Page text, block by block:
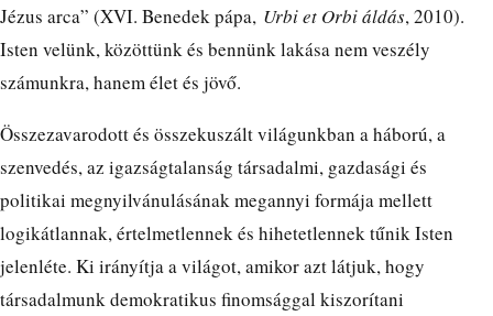
Jézus arca” (XVI. Benedek pápa, Urbi et Orbi áldás, 2010).
Isten velünk, közöttünk és bennünk lakása nem veszély
számunkra, hanem élet és jövő.
Összezavarodott és összekuszált világunkban a háború, a
szenvedés, az igazságtalanság társadalmi, gazdasági és
politikai megnyilvánulásának megannyi formája mellett
logikátlannak, értelmetlennek és hihetetlennek tűnik Isten
jelenléte. Ki irányítja a világot, amikor azt látjuk, hogy
társadalmunk demokratikus finomsággal kiszorítani